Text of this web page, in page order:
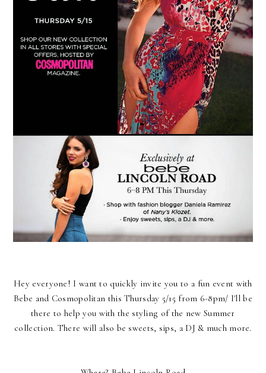
Hey everyone! I want to quickly invite you to a fun event with
Bebe and Cosmopolitan this Thursday 5/15 from 6-8pm/ I'll be
there to help you with the styling of the new Summer
collection. There will also be sweets, sips, a DJ & much more.